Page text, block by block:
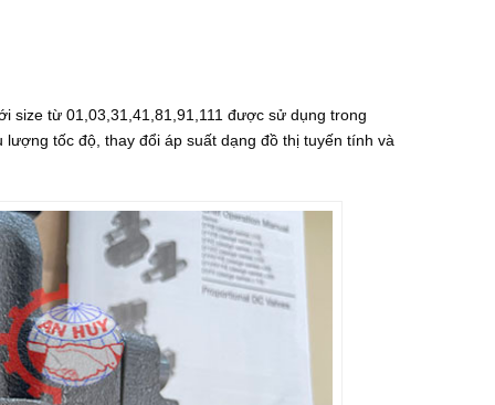
size từ 01,03,31,41,81,91,111 được sử dụng trong
tốc độ, thay đổi áp suất dạng đồ thị tuyến tính và